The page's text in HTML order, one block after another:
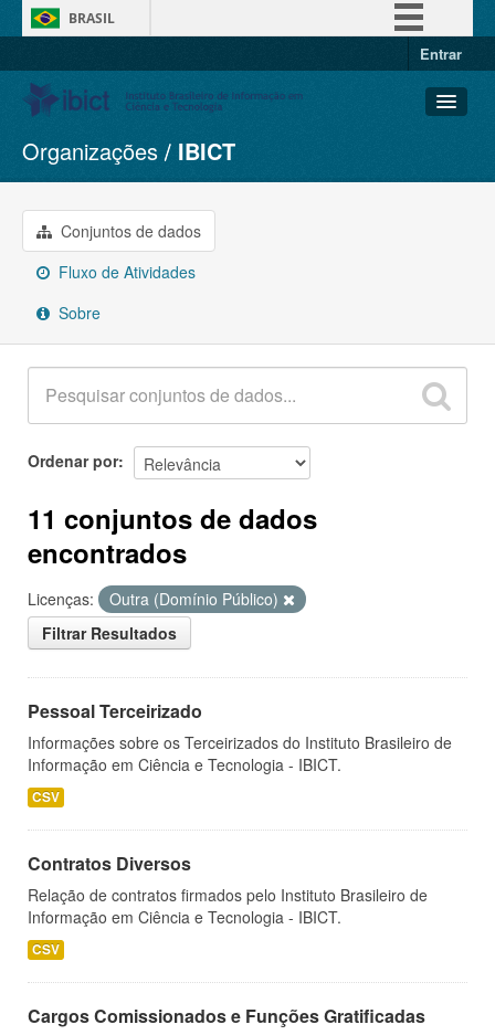
BRASIL
Entrar
Conjuntos de dados
Organizações
Grupos
Sobre
Organizações IBICT
Conjuntos de dados
Fluxo de Atividades
Sobre
Ordenar por
11 conjuntos de dados
encontrados
Licenças:
Outra (Domínio Público)
Filtrar Resultados
Pessoal Terceirizado
Informações sobre os Terceirizados do Instituto Brasileiro de
Informação em Ciência e Tecnologia - IBICT.
CSV
Contratos Diversos
Relação de contratos firmados pelo Instituto Brasileiro de
Informação em Ciência e Tecnologia - IBICT.
CSV
Cargos Comissionados e Funções Gratificadas